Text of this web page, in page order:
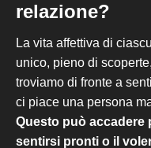
relazione?
La vita affettiva di
unico, pieno di
troviamo di fronte a
ci piace una persona
Questo può accadere
sentirsi pronti o il